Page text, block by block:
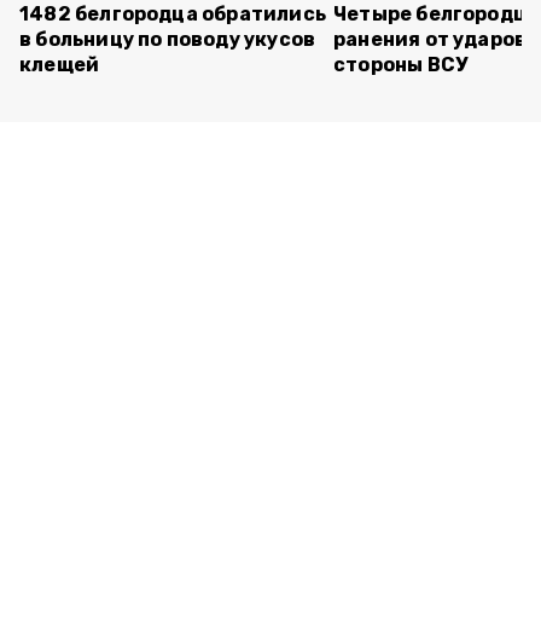
1482 белгородца обратились
в больницу по поводу укусов
клещей
Четыре
ранения от ударов
стороны ВСУ